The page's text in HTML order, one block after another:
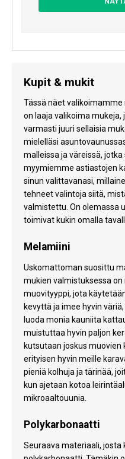
Kupit & mukit
Tässä näet valikoimamme
on laaja valikoima mukeja,
varmasti juuri sellaisia
mielelläsi
malleissa ja väreissä,
myymiemme astiastojen
sinun valittavanasi,
tehneet valintoja siitä,
valmistettu. On olemassa
toimivat kukin omalla
Melamiini
Uskomattoman suosittu
mukien valmistuksessa
muovityyppi, jota
kevyttä ja imee hyvin
luoda monia kauniita
muistuttaa hyvin paljon
kutsutaan joskus muovien
erityisen hyvin meille
pieniä kolhuja ja tärinää,
kun ajetaan kotoa
mikroaaltouunia.
Polykarbonaatti
Seuraava materiaali, josta